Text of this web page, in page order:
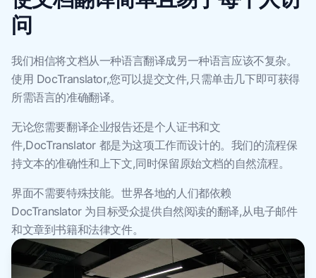
问
我们相信将文档从一种语言翻译成另一种语言应该不复杂。
使用 DocTranslator,您可以提交文件,只需单击几下即可获得
所需语言的准确翻译。
无论您需要翻译企业报告还是个人证书和文
件,DocTranslator 都是为这项工作而设计的。我们的流程保
持文本的准确性和上下文,同时保留原始文档的自然流程。
界面不需要特殊技能。世界各地的人们都依赖
DocTranslator 为目标受众提供自然阅读的翻译,从电子邮件
和文章到书籍和法律文件。